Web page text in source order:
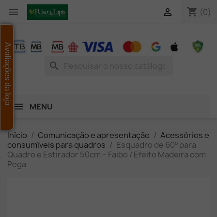
 shopping_cart (0)

search
MENU
Início Comunicação e apresentação
Acessórios e
consumíveis para quadros
Esquadro de 60º para
Quadro e Estirador 50cm – Faibo / Efeito Madeira com
Pega
Avaliações da loja